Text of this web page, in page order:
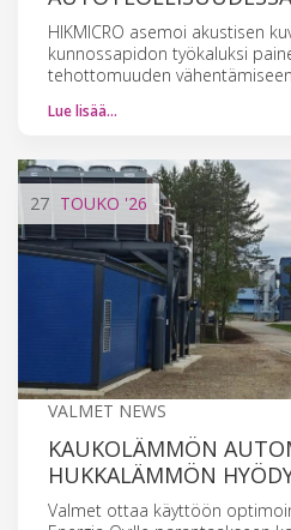
HIKMICRO asemoi akustisen
kunnossapidon työkaluksi
tehottomuuden
Lue lisää…
27 TOUKO '26
VALMET NEWS
KAUKOLÄMMÖN
HUKKALÄMMÖN
Valmet ottaa käyttöön